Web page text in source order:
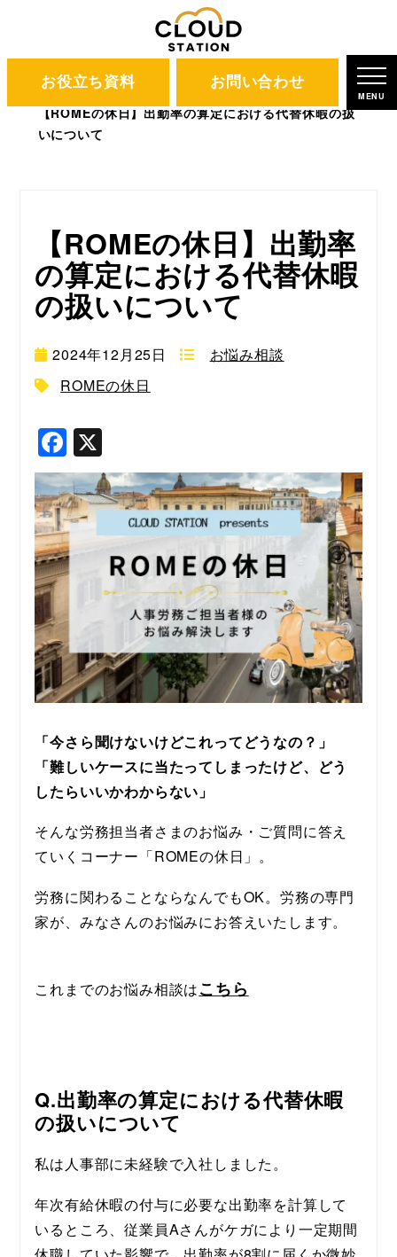
お役立ち資料 お問い合わせ
MENU
CLOUD STATION
ブログ
【ROMEの休日】出勤率の算定における代替休暇の扱
いについて
【ROMEの休日】出勤率
の算定における代替休暇
の扱いについて
2024年12月25日
お悩み相談
ROMEの休日
F
a
c
e
b
o
o
k
「今さら聞けないけどこれってどうなの？」
「難しいケースに当たってしまったけど、どう
したらいいかわからない」
そんな労務担当者さまのお悩み・ご質問に答え
ていくコーナー「ROMEの休日」。
労務に関わることならなんでもOK。労務の専門
家が、みなさんのお悩みにお答えいたします。
これまでのお悩み相談はこちら
Q.出勤率の算定における代替休暇
の扱いについて
私は人事部に未経験で入社しました。
年次有給休暇の付与に必要な出勤率を計算して
いるところ、従業員Aさんがケガにより一定期間